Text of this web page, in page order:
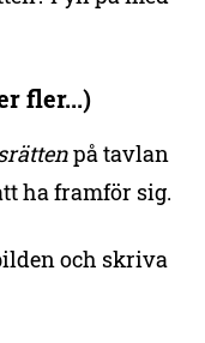
fler...)
på tavlan
ha framför sig.
och skriva